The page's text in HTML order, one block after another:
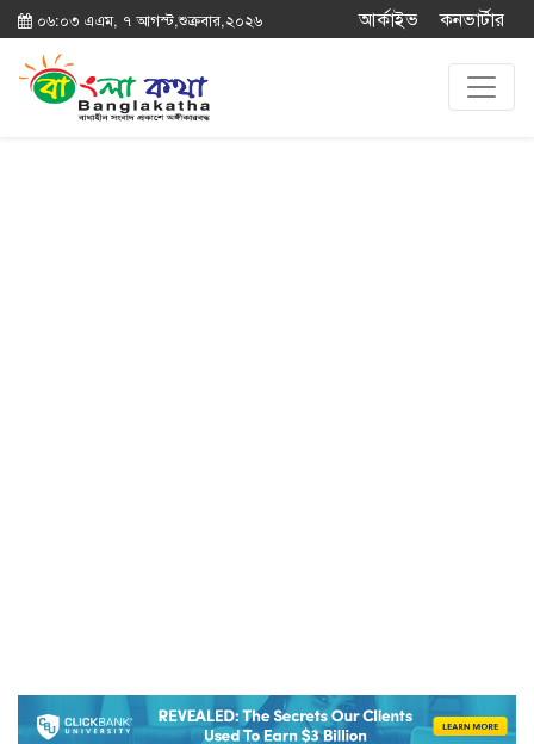
০৬:০৩ এএম, ৭ আগস্ট,শুক্রবার,২০২৬ আর্কাইভ কনভার্টার